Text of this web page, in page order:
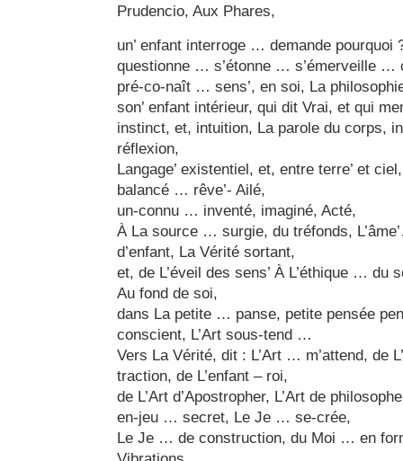
Prudencio, Aux Phares,
un’ enfant interroge … demande pourquoi
questionne … s’étonne … s’émerveille …
pré-co-naît … sens’, en soi, La
son’ enfant intérieur, qui dit Vrai, et qui
instinct, et, intuition, La parole du corps,
réflexion,
Langage’ existentiel, et, entre terre’ et
balancé … rêve’- Ailé,
un-connu … inventé, imaginé, Acté,
À La source … surgie, du tréfonds,
d’enfant, La Vérité sortant,
et, de L’éveil des sens’ À L’éthique … du
Au fond de soi,
dans La petite … panse, petite pensée
conscient, L’Art sous-tend …
Vers La Vérité, dit : L’Art … m’attend, de
traction, de L’enfant – roi,
de L’Art d’Apostropher, L’Art de
en-jeu … secret, Le Je … se-crée,
Le Je … de construction, du Moi … en